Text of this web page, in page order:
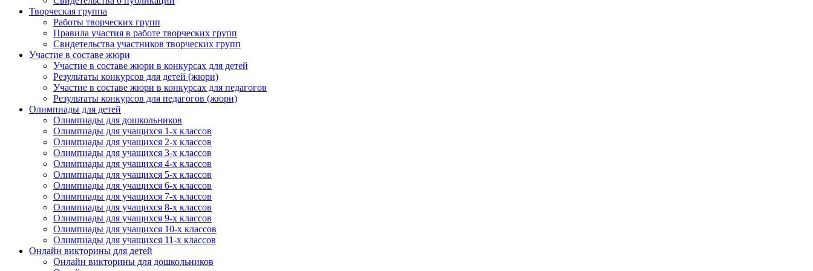
Творческая группа
Работы творческих групп
Правила участия в работе творческих групп
Свидетельства участников творческих групп
Участие в составе жюри
Участие в составе жюри в конкурсах для детей
Результаты конкурсов для детей (жюри)
Участие в составе жюри в конкурсах для педагогов
Результаты конкурсов для педагогов (жюри)
Олимпиады для детей
Олимпиады для дошкольников
Олимпиады для учащихся 1-х классов
Олимпиады для учащихся 2-х классов
Олимпиады для учащихся 3-х классов
Олимпиады для учащихся 4-х классов
Олимпиады для учащихся 5-х классов
Олимпиады для учащихся 6-х классов
Олимпиады для учащихся 7-х классов
Олимпиады для учащихся 8-х классов
Олимпиады для учащихся 9-х классов
Олимпиады для учащихся 10-х классов
Олимпиады для учащихся 11-х классов
Онлайн викторины для детей
Онлайн викторины для дошкольников